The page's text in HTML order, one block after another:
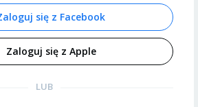
się z Facebook
Zaloguj się z Apple
LUB